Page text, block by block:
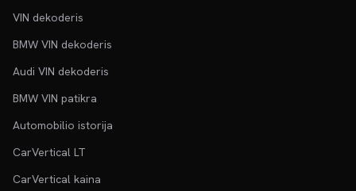
VIN dekoderis
BMW VIN dekoderis
Audi VIN dekoderis
BMW VIN patikra
Automobilio istorija
CarVertical LT
CarVertical kaina